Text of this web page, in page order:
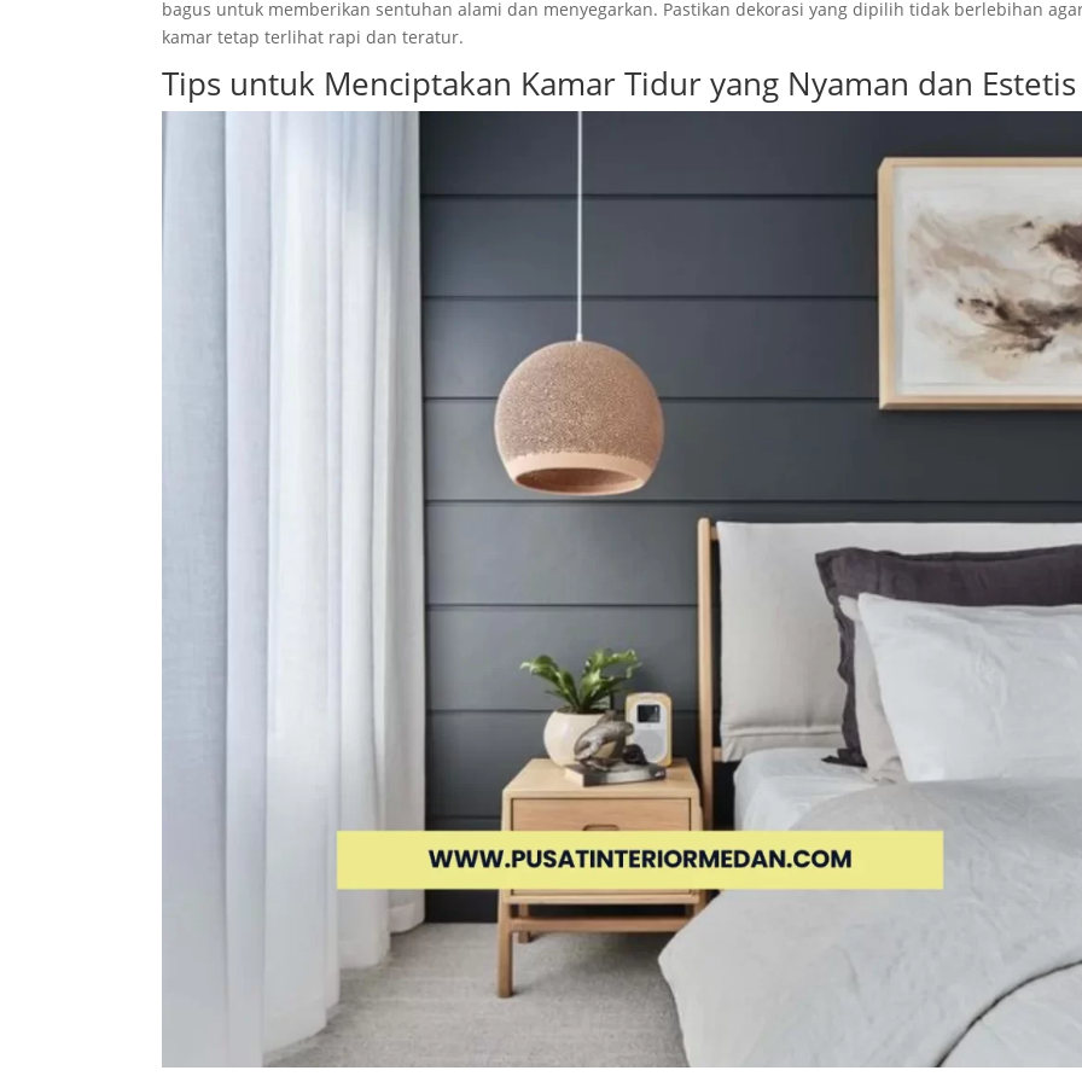
bagus untuk memberikan sentuhan alami dan menyegarkan. Pastikan dekorasi yang dipilih tidak berlebihan
kamar tetap terlihat rapi dan teratur.
Tips untuk Menciptakan Kamar Tidur yang Nyaman dan Estetis